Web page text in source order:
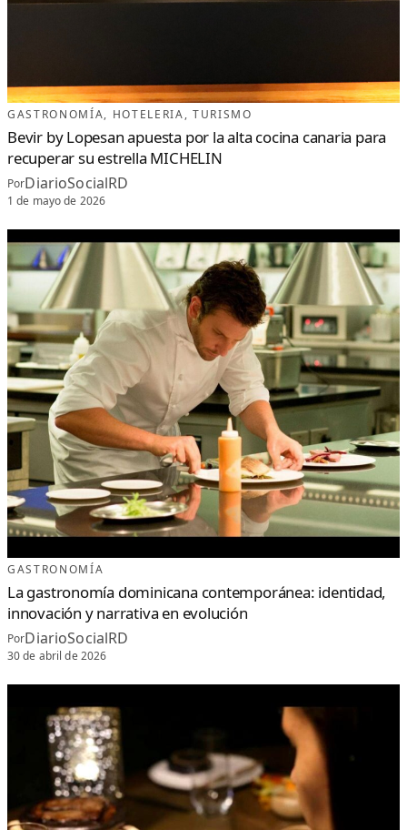
GASTRONOMÍA, HOTELERIA, TURISMO
Bevir by Lopesan apuesta por la alta cocina canaria para
recuperar su estrella MICHELIN
PorDiarioSocialRD
1 de mayo de 2026
GASTRONOMÍA
La gastronomía dominicana contemporánea: identidad,
innovación y narrativa en evolución
PorDiarioSocialRD
30 de abril de 2026